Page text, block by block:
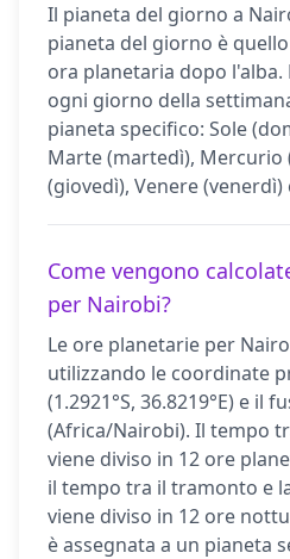
Il pianeta del giorno a
pianeta del giorno è
ora planetaria dopo l'alba.
ogni giorno della
pianeta specifico: Sole
Marte (martedì), Mercurio
(giovedì), Venere
Come vengono
per Nairobi?
Le ore planetarie per
utilizzando le coordinate
(1.2921°S, 36.8219°E) e il
(Africa/Nairobi). Il tempo
viene diviso in 12 ore
il tempo tra il tramonto e
viene diviso in 12 ore
è assegnata a un pianeta